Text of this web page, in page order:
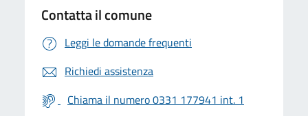
Contatta il comune
Leggi le domande frequenti
Richiedi assistenza
Chiama il numero 0331 177941 int. 1